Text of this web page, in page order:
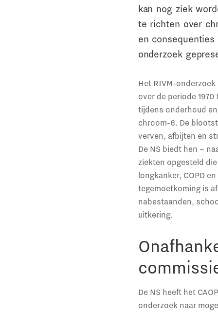
kan nog ziek
te richten over
en
onderzoek
Het RIVM-
over de periode
tijdens onderhoud
chroom-6. De
verven, afbijten en
De NS biedt hen –
ziekten opgesteld
longkanker, COPD
tegemoetkoming is
nabestaanden,
uitkering.
De NS heeft het
onderzoek naar